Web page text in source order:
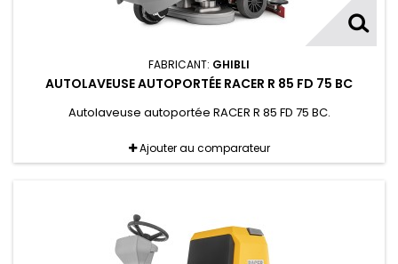
FABRICANT: GHIBLI
AUTOLAVEUSE AUTOPORTÉE RACER R 85 FD 75 BC
Autolaveuse autoportée RACER R 85 FD 75 BC.
Ajouter au comparateur